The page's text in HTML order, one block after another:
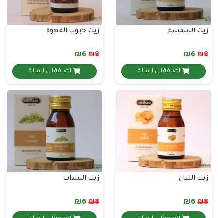
اضافة الي السلة
زيت حبوب القهوة
اضافة الي السلة
زيت السداب